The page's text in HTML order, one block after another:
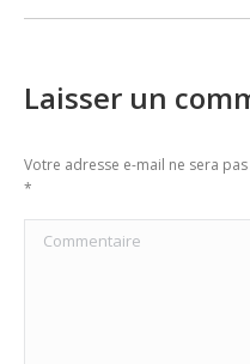
Laisser un
Votre adresse e-mail ne sera
*
Commentaire